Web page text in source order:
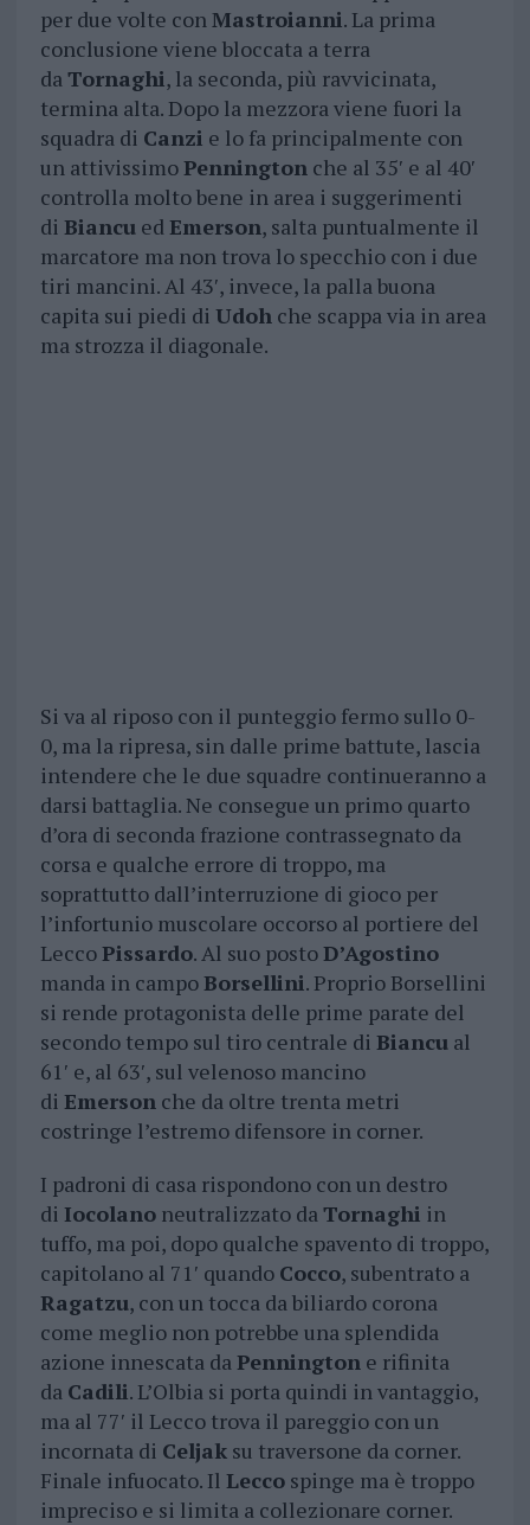
per due volte conMastroianni. La prima
conclusione viene bloccata a terra
daTornaghi, la seconda, più ravvicinata,
termina alta. Dopo la mezzora viene fuori la
squadra di Canzi e lo fa principalmente con
un attivissimoPenningtonche al 35′ e al 40′
controlla molto bene in area i suggerimenti
di BiancuedEmerson, salta puntualmente il
marcatore ma non trova lo specchio con i due
tiri mancini. Al 43′, invece, la palla buona
capita sui piedi di Udohche scappa via in area
ma strozza il diagonale.
Si va al riposo con il punteggio fermo sullo 0-
0, ma la ripresa, sin dalle prime battute, lascia
intendere che le due squadre continueranno a
darsi battaglia. Ne consegue un primo quarto
d’ora di seconda frazione contrassegnato da
corsa e qualche errore di troppo, ma
soprattutto dall’interruzione di gioco per
l’infortunio muscolare occorso al portiere del
LeccoPissardo. Al suo postoD’Agostino
manda in campoBorsellini. Proprio Borsellini
si rende protagonista delle prime parate del
secondo tempo sul tiro centrale di Biancual
61′ e, al 63′, sul velenoso mancino
di Emersonche da oltre trenta metri
costringe l’estremo difensore in corner.
I padroni di casa rispondono con un destro
di Iocolanoneutralizzato daTornaghi in
tuffo, ma poi, dopo qualche spavento di troppo,
capitolano al 71′ quando Cocco, subentrato a
Ragatzu, con un tocca da biliardo corona
come meglio non potrebbe una splendida
azione innescata daPenningtone rifinita
da Cadili. L’Olbia si porta quindi in vantaggio,
ma al 77′ il Lecco trova il pareggio con un
incornata di Celjaksu traversone da corner.
Finale infuocato. Il Leccospinge ma è troppo
impreciso e si limita a collezionare corner.